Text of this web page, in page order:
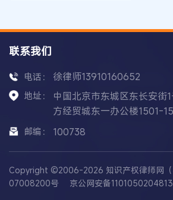
联系我们
电话： 徐律师13910160652
地址：
中国北京市东城区东长安街
方经贸城东一办公楼1501-
邮编： 100738
Copyright ©2006-2026 知识产权律师网（
07008200号
京公网安备